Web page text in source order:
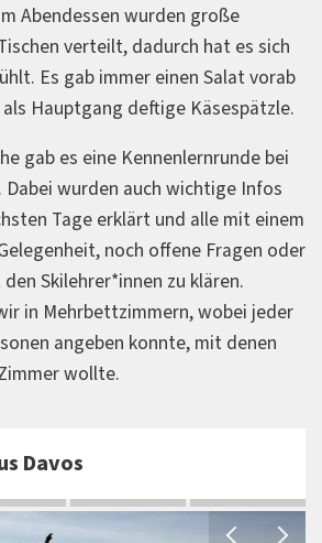
Abendessen wurden große
verteilt, dadurch hat es sich
Es gab immer einen Salat vorab
Hauptgang deftige Käsespätzle.
gab es eine Kennenlernrunde bei
Dabei wurden auch wichtige Infos
Tage erklärt und alle mit einem
noch offene Fragen oder
Skilehrer*innen zu klären.
in Mehrbettzimmern, wobei jeder
angeben konnte, mit denen
wollte.
Davos